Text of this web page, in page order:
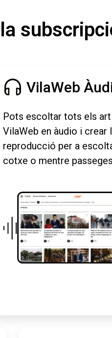
VilaWeb
Pots escoltar tots els
VilaWeb en àudio i crear
reproducció per a
cotxe o mentre